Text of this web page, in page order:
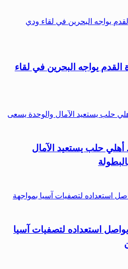
القدم يواجه البحرين في لقاء
حلب يستعيد الآمال
استعداده لتصفيات آسيا